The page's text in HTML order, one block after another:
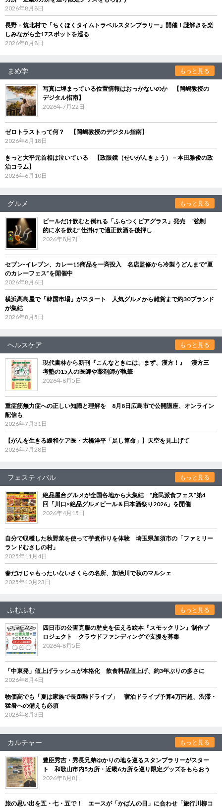
2026年8月8日
長野・筑北村で「ちくほくタイムトラベルスタンプラリー」開催！謎解きを楽
しみながら全17スポットを巡る
2026年8月8日
まめ学 もっと見る
写真に埋まっている位置情報はおっかないのか 【岡嶋教授の
デジタル指南】
2026年7月22日
ゼロトラストって何？ 【岡嶋教授のデジタル指南】
2026年6月18日
きっと大平元首相は泣いている 【政眼鏡（せいがんきょう）－本田雅俊の政
治コラム】
2026年6月10日
グルメ もっと見る
ビールだけ飲むと倒れる「ふらつくビアグラス」発売 “強制
的に水を飲む”仕掛けで適正飲酒を後押し
2026年8月7日
セブン‐イレブン、カレー15商品を一斉投入 名店監修から冷製うどんまで“夏
のカレーフェス”を開催中
2026年8月6日
横浜高島屋で「韓国市場」がスタート 人気グルメから雑貨まで約30ブランド
が集結
2026年8月5日
ヘルスケア もっと見る
現代書林から新刊『こんなときには、まず、漢方！』 漢方三
考塾の15人の医師や薬剤師が執筆
2026年8月5日
重症筋無力症への正しい知識と理解を 8月8日広島市で公開講座、オンライン
配信も
2026年7月31日
【がんを生きる緩和ケア医・大橋洋平「足し算命」】天空を見上げて
2026年7月28日
フェスティバル もっと見る
絶品屋台グルメが全国各地から大集結 “庶民派食フェス”第4
回「川口×絶品グルメビール＆日本酒祭り2026」を開催
2026年4月15日
自分で収穫した秋野菜を使って芋煮作りを体験 埼玉県加須市の「ファミリー
ランドむさしの村」
2025年11月4日
春だけじゃもったいないさくらの名所、加治川で秋のマルシェ
2025年10月23日
ふむふむ もっと見る
四日市の公害克服の歴史を伝える絵本『スモックリン』制作プ
ロジェクト クラウドファンディングで支援を募集
2026年8月5日
「中東発」値上げラッシュが本格化 飲食料品値上げ、約3年ぶりの多さに
2026年8月4日
物価高でも「夏は家族で長距離ドライブ」 宿泊ドライブ予算4万円超、渋滞・
猛暑への備えも必須
2026年8月3日
カルチャー もっと見る
豊臣秀吉・秀長兄弟ゆかりの地を巡るスタンプラリーがスター
ト 和歌山市内5カ所・近畿6カ所を巡り限定グッズをもらおう
2026年8月8日
旅の思い出を五・七・五で！ エースが「かばんの日」に合わせ「旅行川柳コ